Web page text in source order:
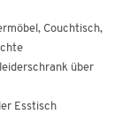
Couchtisch,
über
Esstisch